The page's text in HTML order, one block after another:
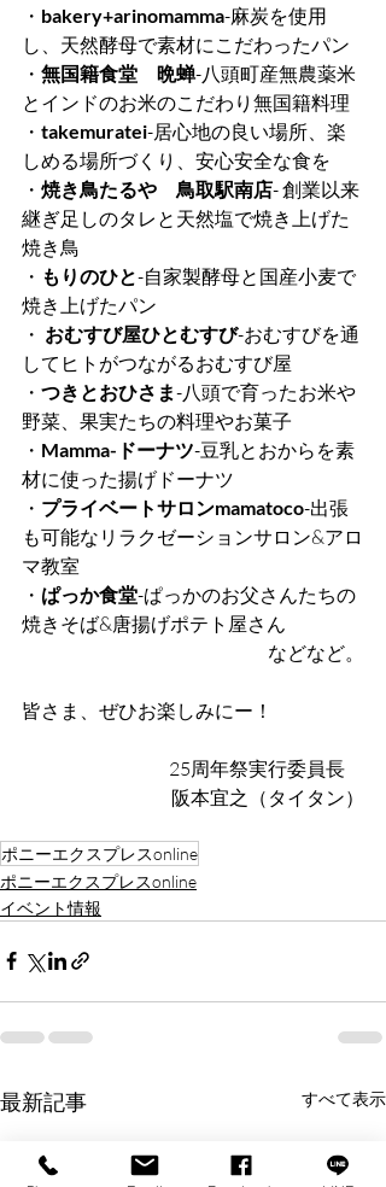
・ bakery+arinomamma-麻炭を使用
し、天然酵母で素材にこだわったパン
・ 無国籍食堂　晩蝉-八頭町産無農薬米
とインドのお米のこだわり無国籍料理
・ takemuratei-居心地の良い場所、楽
しめる場所づくり、安心安全な食を
・ 焼き鳥たるや　鳥取駅南店- 創業以来
継ぎ足しのタレと天然塩で焼き上げた
焼き鳥
・ もりのひと-自家製酵母と国産小麦で
焼き上げたパン
・ おむすび屋ひとむすび-おむすびを通
してヒトがつながるおむすび屋
・ つきとおひさま-八頭で育ったお米や
野菜、果実たちの料理やお菓子
・ Mamma-ドーナツ-豆乳とおからを素
材に使った揚げドーナツ
・ プライベートサロンmamatoco-出張
も可能なリラクゼーションサロン&アロ
マ教室
・ ぱっか食堂-ぱっかのお父さんたちの
焼きそば&唐揚げポテト屋さん
などなど。
皆さま、ぜひお楽しみにー！
25周年祭実行委員長
阪本宜之（タイタン）
ポニーエクスプレスonline
ポニーエクスプレスonline
イベント情報
最新記事 すべて表示